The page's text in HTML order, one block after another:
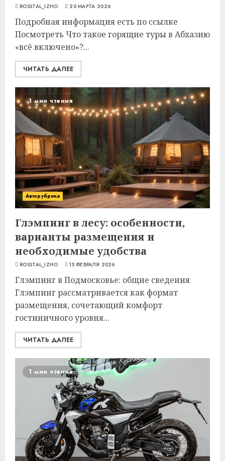
ROSSTAL_IZHO 20 МАРТА 2026
Подробная информация есть по ссылке
Посмотреть Что такое горящие туры в Абхазию
«всё включено»?...
ЧИТАТЬ ДАЛЕЕ
1 мин чтения
Авторубрика
Глэмпинг в лесу: особенности,
варианты размещения и
необходимые удобства
ROSSTAL_IZHO 15 ФЕВРАЛЯ 2026
Глэмпинг в Подмосковье: общие сведения
Глэмпинг рассматривается как формат
размещения, сочетающий комфорт
гостиничного уровня...
ЧИТАТЬ ДАЛЕЕ
1 мин чтения